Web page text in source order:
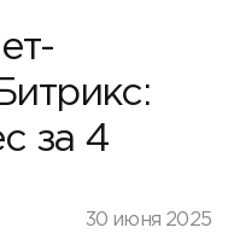
за 4
30 июня 2025